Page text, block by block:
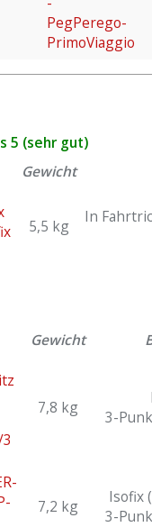
5 (sehr gut)
Gewicht
5,5 kg
In
Gewicht
7,8 kg
3-
7,2 kg
Isofix
3-